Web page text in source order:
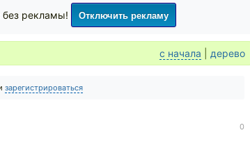
рекламы! Отключить рекламу
с начала дерево
зарегистрироваться
0